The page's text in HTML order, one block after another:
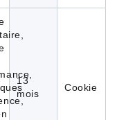
13
mois
Cookie